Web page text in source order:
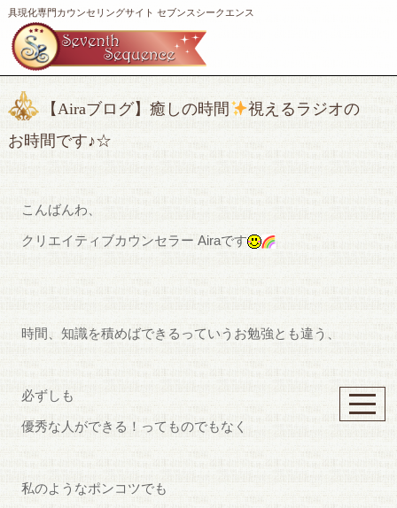
具現化専門カウンセリングサイト セブンスシークエンス
【Airaブログ】癒しの時間
視えるラジオの
お時間です♪☆
こんばんわ、
クリエイティブカウンセラー Airaです
時間、知識を積めばできるっていうお勉強とも違う、
必ずしも
優秀な人ができる！ってものでもなく
私のようなポンコツでも